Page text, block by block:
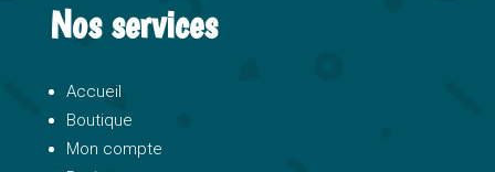
Nos services
Accueil
Boutique
Mon compte